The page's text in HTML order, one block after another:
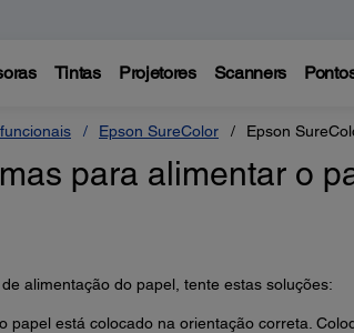
Tintas Projetores Scanners
Epson SureColor Epson
para alimentar o
alimentação do papel, tente estas soluções:
papel está colocado na orientação correta.